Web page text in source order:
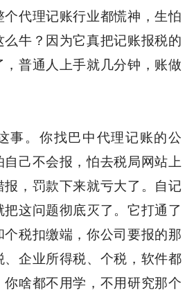
个代理记账行业都慌神，生怕
牛？因为它真把记账报税的
，普通人上手就几分钟，账做
事。你找巴中代理记账的公
己不会报，怕去税局网站上
报，罚款下来就亏大了。自记
这问题彻底灭了。它打通了
税扣缴端，你公司要报的那
企业所得税、个税，软件都
啥都不用学，不用研究那个